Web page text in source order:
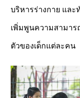
บริหารร่างกาย แล
เพิ่มพูนความสามาร
ตัวของเด็กแต่ละคน